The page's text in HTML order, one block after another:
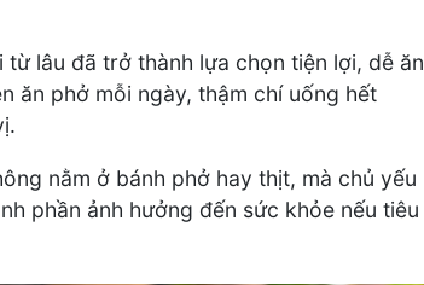
lâu đã trở thành lựa chọn tiện lợi, dễ ăn
ăn phở mỗi ngày, thậm chí uống hết
nằm ở bánh phở hay thịt, mà chủ yếu
phần ảnh hưởng đến sức khỏe nếu tiêu